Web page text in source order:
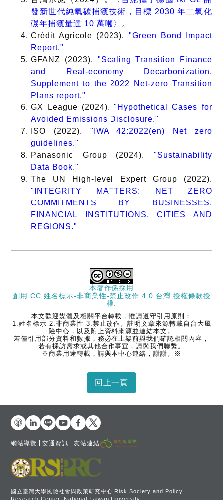
發新世代純氧碳捕獲技術，目標 2030 年二氧化
碳年捕獲量達 10 萬噸〉 。
Crédit Agricole (2023). "Green Bond Impact
Report."
GFANZ (2023). "Scaling Transition Finance
and Real-economy Decarbonization,
Supplement to the 2022 Net-zero Transition
Plans report."
GX League (2024)."Hypothetical Cases for
Avoided Emissions Disclosure."
ISO (2022). "IWA 42:2022(en) Net zero
guidelines."
Panasonic Group (2024). "Sustainability
Data Book."
The UN High-level Expert Group (2022).
"INTEGRITY MATTERS: NET ZERO
COMMITMENTS BY BUSINESSES,
FINANCIAL INSTITUTIONS, CITIES AND
REGIONS."
本著作係採用
創用 CC 姓名標示-非商業性-禁止改作 4.0 台灣 授權條款授
權.
本文歡迎媒體及相關平台轉載，惟請遵守引用原則：
1.姓名標示 2.非商業性 3.禁止改作。註明文章來源轉載自台大風
險中心，以及附上資料來源並連結本文。
若僅引用部分資料和數據，務必在上架前與我們確認相關內容，
若有採訪需求或其他合作事宜，請與我們聯繫。
※商業用途轉載，請與本中心連絡，謝謝。※
國立臺灣大學風險社會與政策研究中心 Risk Society and Policy
Research Center, National Taiwan University
網站導覽 交通資訊 友站連結